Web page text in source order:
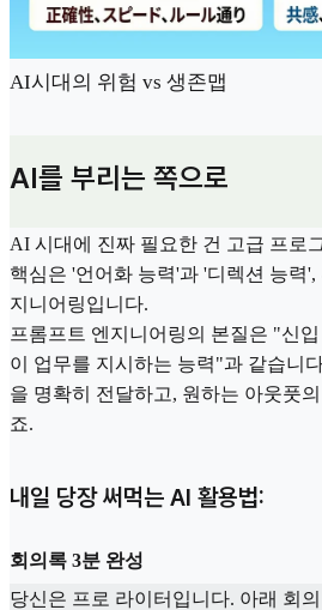
AI시대의 위험 vs 생존맵
AI를 부리는 쪽으로
AI 시대에 진짜 필요한 건 고급 프로
핵심은 '언어화 능력'과 '디렉션 능력',
지니어링입니다.
프롬프트 엔지니어링의 본질은 "신
이 업무를 지시하는 능력"과 같습니
을 명확히 전달하고, 원하는 아웃풋
죠.
내일 당장 써먹는 AI 활용법:
회의록 3분 완성
당신은 프로 라이터입니다. 아래 회